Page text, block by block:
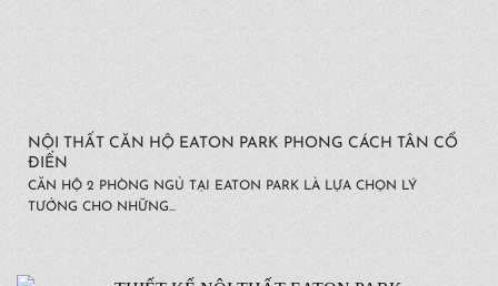
NỘI THẤT CĂN HỘ EATON PARK PHONG CÁCH TÂN CỔ
ĐIỂN
CĂN HỘ 2 PHÒNG NGỦ TẠI EATON PARK LÀ LỰA CHỌN LÝ
TƯỞNG CHO NHỮNG...